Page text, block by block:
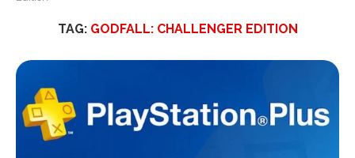
TAG: GODFALL: CHALLENGER EDITION